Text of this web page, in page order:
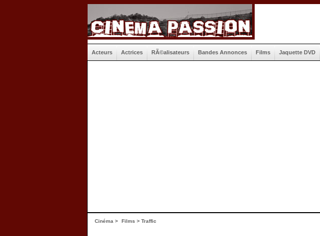
Acteurs Actrices RÃ©alisateurs Bandes Annonces Films Jaquette DVD
Cinéma > Films > Traffic